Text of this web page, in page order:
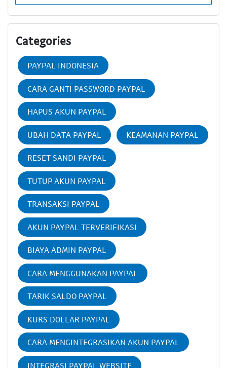
Categories
PAYPAL INDONESIA
CARA GANTI PASSWORD PAYPAL
HAPUS AKUN PAYPAL
UBAH DATA PAYPAL KEAMANAN PAYPAL
RESET SANDI PAYPAL
TUTUP AKUN PAYPAL
TRANSAKSI PAYPAL
AKUN PAYPAL TERVERIFIKASI
BIAYA ADMIN PAYPAL
CARA MENGGUNAKAN PAYPAL
TARIK SALDO PAYPAL
KURS DOLLAR PAYPAL
CARA MENGINTEGRASIKAN AKUN PAYPAL
INTEGRASI PAYPAL WEBSITE